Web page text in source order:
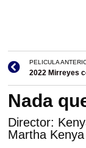
PELICULA
Nada
Director:
Martha